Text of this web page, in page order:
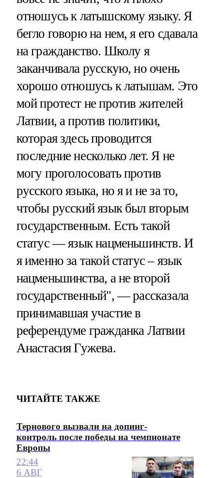
отношусь к латышскому языку. Я
бегло говорю на нем, я его сдавала
на гражданство. Школу я
заканчивала русскую, но очень
хорошо отношусь к латышам. Это
мой протест не против жителей
Латвии, а против политики,
которая здесь проводится
последние несколько лет. Я не
могу проголосовать против
русского языка, но я и не за то,
чтобы русский язык был вторым
государственным. Есть такой
статус — язык нацменьшинств. И
я именно за такой статус – язык
нацменьшинства, а не второй
государственный", — рассказала
принимавшая участие в
референдуме гражданка Латвии
Анастасия Гужева.
ЧИТАЙТЕ ТАКЖЕ
Тернового вызвали на допинг-
контроль после победы на чемпионате
Европы
22:44
6 АВГ